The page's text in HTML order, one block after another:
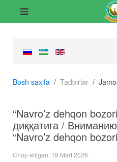
Bosh saxifa Tadbirlar
“Navro’z dehqon
диққатига /
“Navro’z dehqon
Chop etilgan: 18 Mart 2026